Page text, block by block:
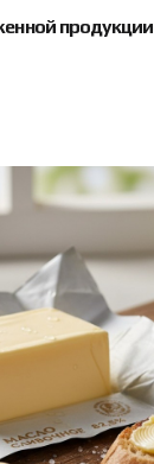
продукции